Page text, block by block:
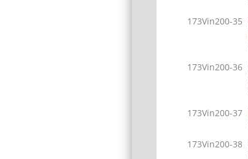
173Vin200-35
173Vin200-36
173Vin200-37
173Vin200-38